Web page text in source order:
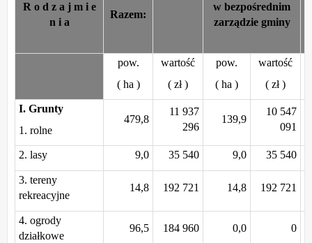
R o d z a j m i e
n i a
Razem:
w bezpośrednim
zarządzie gminy
pow.
( ha )
wartość
( zł )
pow.
( ha )
wartość
( zł )
I. Grunty
1. rolne
479,8
11 937
296
139,9
10 547
091
2. lasy 9,0 35 540 9,0 35 540
3. tereny
rekreacyjne
14,8 192 721 14,8 192 721
4. ogrody
działkowe
96,5 184 960 0,0 0